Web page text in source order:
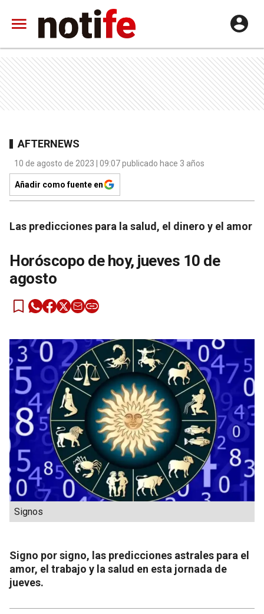
AFTERNEWS
10 de agosto de 2023 | 09:07 publicado hace 3 años
Añadir como fuente en
Las predicciones para la salud, el dinero y el amor
Horóscopo de hoy, jueves 10 de
agosto
Signos
Signo por signo, las predicciones astrales para el
amor, el trabajo y la salud en esta jornada de
jueves.